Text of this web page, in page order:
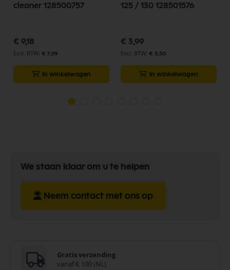
cleaner 128500757
€ 9,18
€ 7,59
In winkelwagen
125 / 130 128501576
€ 3,99
€ 3,30
In winkelwagen
We staan klaar om u te helpen
Neem contact met ons op
Gratis verzending
vanaf € 100 (NL)